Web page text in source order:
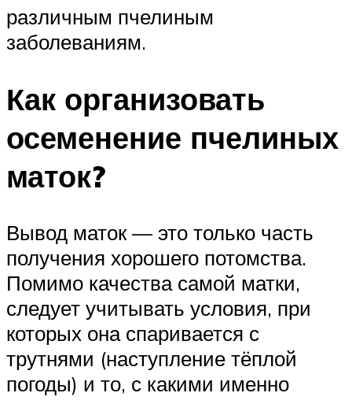
различным пчелиным
заболеваниям.
Как организовать
осеменение пчелиных
маток?
Вывод маток — это только часть
получения хорошего потомства.
Помимо качества самой матки,
следует учитывать условия, при
которых она спаривается с
трутнями (наступление тёплой
погоды) и то, с какими именно